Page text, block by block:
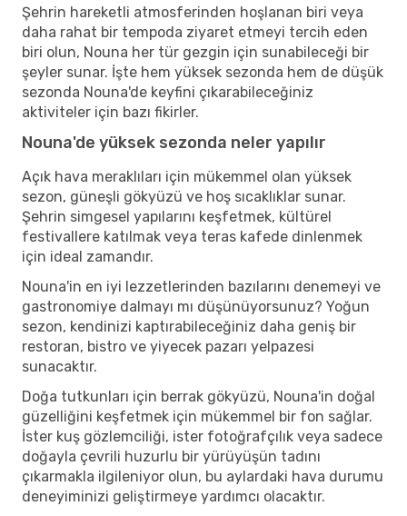
Şehrin hareketli atmosferinden hoşlanan biri veya
daha rahat bir tempoda ziyaret etmeyi tercih eden
biri olun, Nouna her tür gezgin için sunabileceği bir
şeyler sunar. İşte hem yüksek sezonda hem de düşük
sezonda Nouna'de keyfini çıkarabileceğiniz
aktiviteler için bazı fikirler.
Nouna'de yüksek sezonda neler yapılır
Açık hava meraklıları için mükemmel olan yüksek
sezon, güneşli gökyüzü ve hoş sıcaklıklar sunar.
Şehrin simgesel yapılarını keşfetmek, kültürel
festivallere katılmak veya teras kafede dinlenmek
için ideal zamandır.
Nouna'in en iyi lezzetlerinden bazılarını denemeyi ve
gastronomiye dalmayı mı düşünüyorsunuz? Yoğun
sezon, kendinizi kaptırabileceğiniz daha geniş bir
restoran, bistro ve yiyecek pazarı yelpazesi
sunacaktır.
Doğa tutkunları için berrak gökyüzü, Nouna'in doğal
güzelliğini keşfetmek için mükemmel bir fon sağlar.
İster kuş gözlemciliği, ister fotoğrafçılık veya sadece
doğayla çevrili huzurlu bir yürüyüşün tadını
çıkarmakla ilgileniyor olun, bu aylardaki hava durumu
deneyiminizi geliştirmeye yardımcı olacaktır.